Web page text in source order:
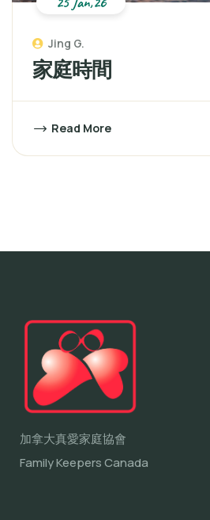
Jing G.
家庭時間
Read More
加拿大真愛家庭協會
Family Keepers Canada